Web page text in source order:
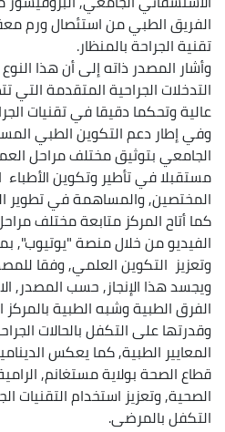
الفريق الطبي من استئصال ورم
تقنية الجراحة بالمنظار.
وأشار المصدر ذاته إلى أن هذا
التدخلات الجراحية المتقدمة التي
عالية وتحكما دقيقا في تقنيات
وفي إطار دعم التكوين الطبي
الجامعي بتوثيق مختلف مراحل
مستقبلا في تأطير وتكوين الأطباء
المختصين, والمساهمة في تطوير
كما أتاح المركز متابعة مختلف
الفيديو من خلال منصة "يوتيوب", بما
وتعزيز التكوين العلمي, وفقا
ويجسد هذا الإنجاز, حسب المصدر,
الفرق الطبية وشبه الطبية بالمركز
وقدرتها على التكفل بالحالات
المعايير الطبية, كما يعكس
قطاع الصحة بولاية مستغانم,
الصحية, وتعزيز استخدام التقنيات
التكفل بالمرضى.